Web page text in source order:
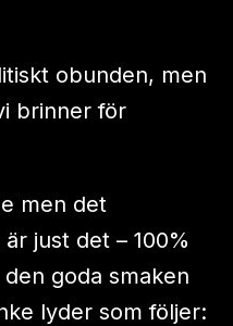
obunden, men
brinner för
men det
just det – 100%
goda smaken
lyder som följer: